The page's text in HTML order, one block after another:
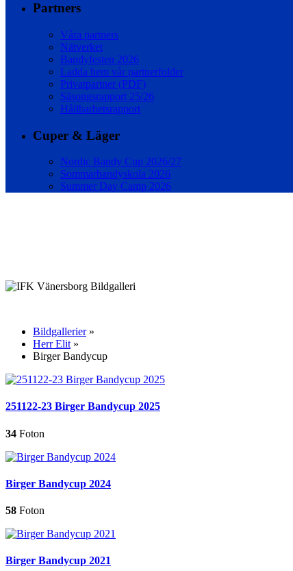
Partners
Våra partners
Nätverket
Bandyfesten 2026
Ladda hem vår partnerfolder
Privatpartner (PDF)
Säsongsrapport 25/26
Hållbarhetsrapport
Cuper & Läger
Nordic Bandy Cup 2026/27
Sommarbandyskola 2026
Summer Day Camp 2026
Bildgallerier »
Herr Elit »
Birger Bandycup
251122-23 Birger Bandycup 2025
34 Foton
Birger Bandycup 2024
58 Foton
Birger Bandycup 2021